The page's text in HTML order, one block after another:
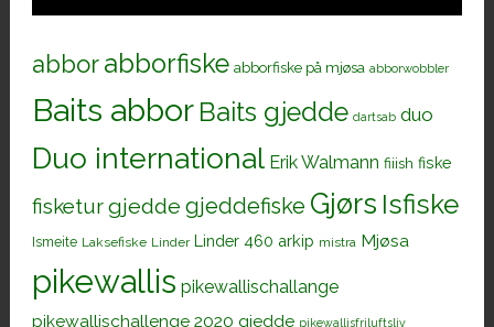
abborabborfiske abborfiske på mjøsa abborwobbler
Baits abbor Baits gjedde dartsab duo
Duo international Erik Walmann fiiish fiske
fisketurgjedde gjeddefiske Gjørs Isfiske
Ismeite Laksefiske Linder Linder 460 arkip mistra Mjøsa
pikewallis pikewallischallange
pikewallischallenge 2020 gjedde pikewallisfriluftsliv